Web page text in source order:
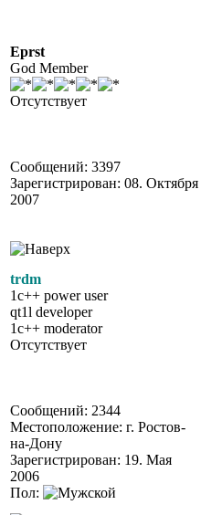
Eprst
God Member
Отсутствует
Сообщений: 3397
Зарегистрирован: 08. Октября
2007
trdm
1c++ power user
qt1l developer
1c++ moderator
Отсутствует
Сообщений: 2344
Местоположение: г. Ростов-
на-Дону
Зарегистрирован: 19. Мая
2006
Пол: